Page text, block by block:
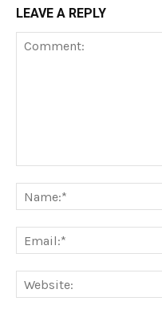
LEAVE A REPLY